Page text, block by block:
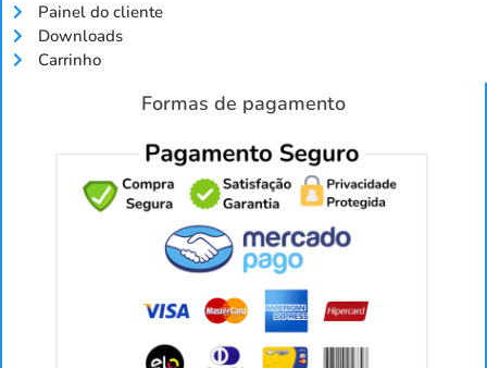
Painel do cliente
Downloads
Carrinho
Formas de pagamento